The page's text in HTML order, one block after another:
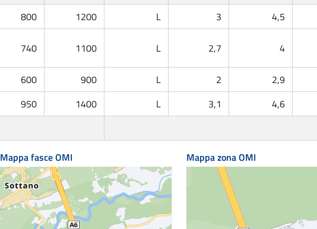
800 1200 L 3 4,5
740 1100 L 2,7 4
600 900 L 2 2,9
950 1400 L 3,1 4,6
Mappa fasce OMI Mappa zona OMI